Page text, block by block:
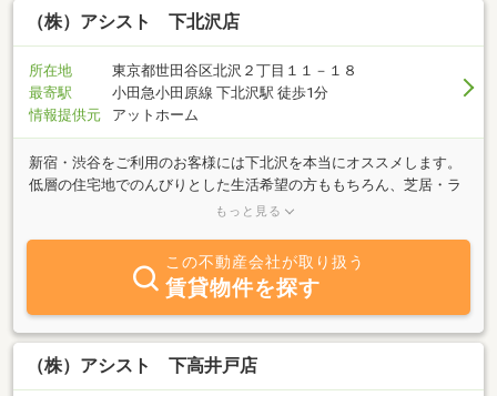
（株）アシスト 下北沢店
所在地
東京都世田谷区北沢２丁目１１－１８
最寄駅
小田急小田原線 下北沢駅 徒歩1分
情報提供元
アットホーム
新宿・渋谷をご利用のお客様には下北沢を本当にオススメします。
低層の住宅地でのんびりとした生活希望の方ももちろん、芝居・ラ
イブ・お笑いなど夢いっぱいのエネルギッシュな部分も持ち合わせ
向けが多い町ですが、デザイナーズ物件や、バイク可、敷礼0・0、
お風呂ナシからルームシェア物件、戸建まで沢山ご紹介できます。
下北沢周辺の情報を毎朝独自のネットワークで集めた営業マンたち
がお客様の喜んでもらえるお部屋探しのサポートを全力でさせてい
ただきます。お気軽にお問い合わせ下さい。大変人気の町なので土
日はお客様でいっぱいですが、事前予約頂きますとスムーズです。
もっと見る
この不動産会社が取り扱う
賃貸物件を探す
（株）アシスト 下高井戸店